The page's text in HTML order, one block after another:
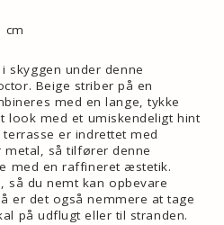
cm
skyggen under denne
Beige striber på en
med en lange, tykke
look med et umiskendeligt hint
er indrettet med
så tilfører denne
med en raffineret æstetik.
så du nemt kan opbevare
er det også nemmere at tage
på udflugt eller til stranden.